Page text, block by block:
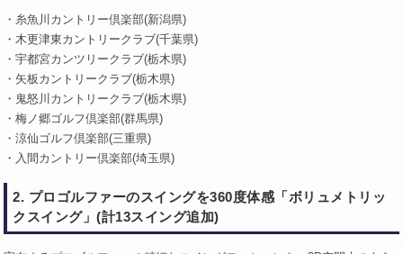
・糸魚川カントリー倶楽部(新潟県)
・木更津東カントリークラブ(千葉県)
・宇都宮カンツリークラブ(栃木県)
・矢板カントリークラブ(栃木県)
・鬼怒川カントリークラブ(栃木県)
・梅ノ郷ゴルフ倶楽部(群馬県)
・涼仙ゴルフ倶楽部(三重県)
・入間カントリー倶楽部(埼玉県)
2. プロゴルファーのスイングを360度体感「ボリュメトリッ
クスイング」(計13スイング追加)